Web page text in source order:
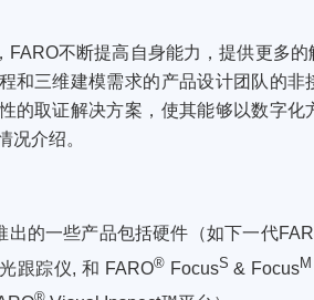
FARO不断提高自身能力，提供更多
和三维建模需求的产品设计团队的
的取证解决方案，使其能够以数字
况介绍。
出的一些产品包括硬件（如下一代
跟踪仪, 和 FARO® FocusS & FocusM